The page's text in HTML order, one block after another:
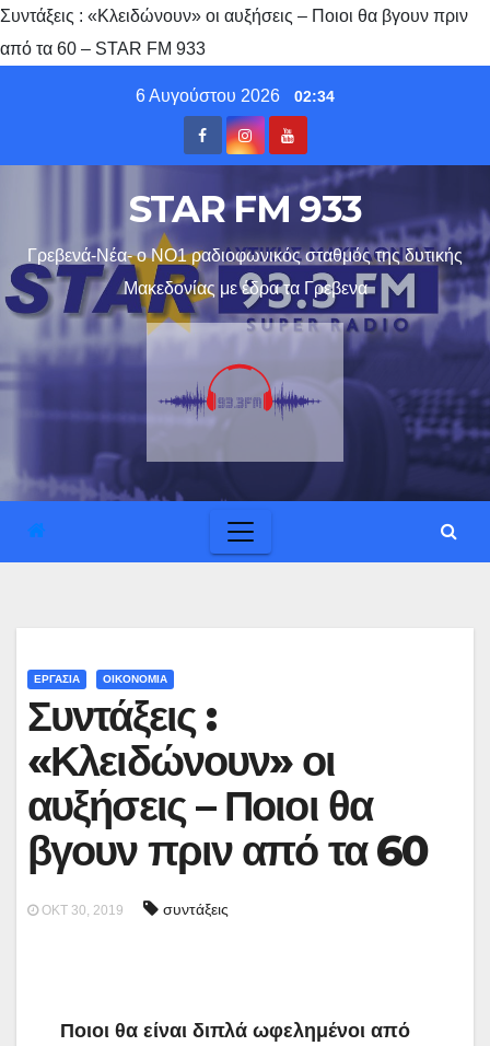
Συντάξεις : «Κλειδώνουν» οι αυξήσεις – Ποιοι θα βγουν πριν
από τα 60 – STAR FM 933
6 Αυγούστου 2026 02:34
STAR FM 933
Γρεβενά-Νέα- ο ΝΟ1 ραδιοφωνικός σταθμός της δυτικής
Μακεδονίας με έδρα τα Γρεβενα
ΕΡΓΑΣΙΑ ΟΙΚΟΝΟΜΙΑ
Συντάξεις :
«Κλειδώνουν» οι
αυξήσεις – Ποιοι θα
βγουν πριν από τα 60
ΟΚΤ 30, 2019 συντάξεις
Ποιοι θα είναι διπλά ωφελημένοι από